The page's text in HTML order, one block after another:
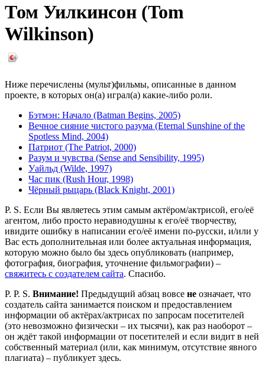
Том Уилкинсон (Tom
Wilkinson)
Ниже перечислены (мульт)фильмы, описанные в данном
проекте, в которых он(а) играл(а) какие-либо роли.
Бэтмэн: Начало (Batman Begins, 2005)
Вечное сияние чистого разума (Eternal Sunshine of the
Spotless Mind, 2004)
Патриот (The Patriot, 2000)
Разум и чувства (Sense and Sensibility, 1995)
Уайльд (Wilde, 1997)
Час пик (Rush Hour, 1998)
Чёрный рыцарь (Black Knight, 2001)
P. S. Если Вы являетесь этим самым актёром/актрисой, его/её
агентом, либо просто неравнодушны к его/её творчеству,
ивидите ошибку в написании его/её имени по-русски, и/или у
Вас есть дополнительная или более актуальная информация,
которую можно было бы здесь опубликовать (например,
фотография, биография, уточнение фильмографии) –
свяжитесь с создателем сайта. Спасибо.
P. P. S. Внимание! Предыдущий абзац вовсе не означает, что
создатель сайта занимается поиском и предоставлением
информации об актёрах/актрисах по запросам посетителей
(это невозможно физически – их тысячи), как раз наоборот –
он ждёт такой информации от посетителей и если видит в ней
собственный материал (или, как минимум, отсутствие явного
плагиата) – публикует здесь.